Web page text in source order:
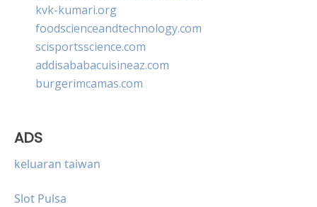
kvk-kumari.org
foodscienceandtechnology.com
scisportsscience.com
addisababacuisineaz.com
burgerimcamas.com
ADS
keluaran taiwan
Slot Pulsa